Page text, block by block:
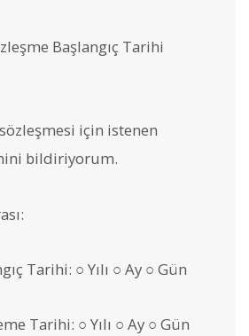
Başlangıç Tarihi
için istenen
bildiriyorum.
Tarihi: ○ Yılı ○ Ay ○ Gün
Tarihi: ○ Yılı ○ Ay ○ Gün